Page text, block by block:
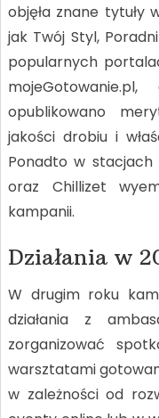
objęła znane tytuły
jak Twój Styl,
popularnych
opublikowano
jakości drobiu i
Ponadto w stacjach
oraz Chillizet
kampanii.
Działania w
W drugim roku
działania z
zorganizować
warsztatami
w zależności od